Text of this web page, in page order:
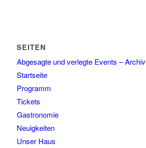
SEITEN
Abgesagte und verlegte Events – Archiv
Startseite
Programm
Tickets
Gastronomie
Neuigkeiten
Unser Haus